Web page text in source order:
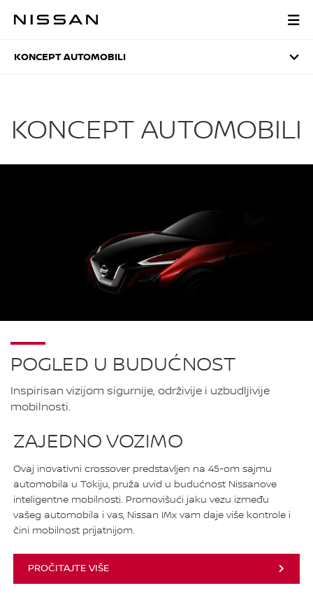
KONCEPT AUTOMOBILI
KONCEPT AUTOMOBILI
KONCEPT AUTOMOBILI
POGLED U BUDUĆNOST
Inspirisan vizijom sigurnije, održivije i uzbudljivije
mobilnosti.
ZAJEDNO VOZIMO
Ovaj inovativni crossover predstavljen na 45-om sajmu
automobila u Tokiju, pruža uvid u budućnost Nissanove
inteligentne mobilnosti. Promovišući jaku vezu između
vašeg automobila i vas, Nissan IMx vam daje više kontrole i
čini mobilnost prijatnijom.
PROČITAJTE VIŠE